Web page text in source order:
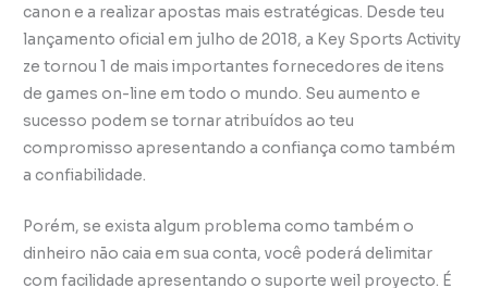
canon e a realizar apostas mais estratégicas. Desde teu
lançamento oficial em julho de 2018, a Key Sports Activity
ze tornou 1 de mais importantes fornecedores de itens
de games on-line em todo o mundo. Seu aumento e
sucesso podem se tornar atribuídos ao teu
compromisso apresentando a confiança como também
a confiabilidade.
Porém, se exista algum problema como também o
dinheiro não caia em sua conta, você poderá delimitar
com facilidade apresentando o suporte weil proyecto. É